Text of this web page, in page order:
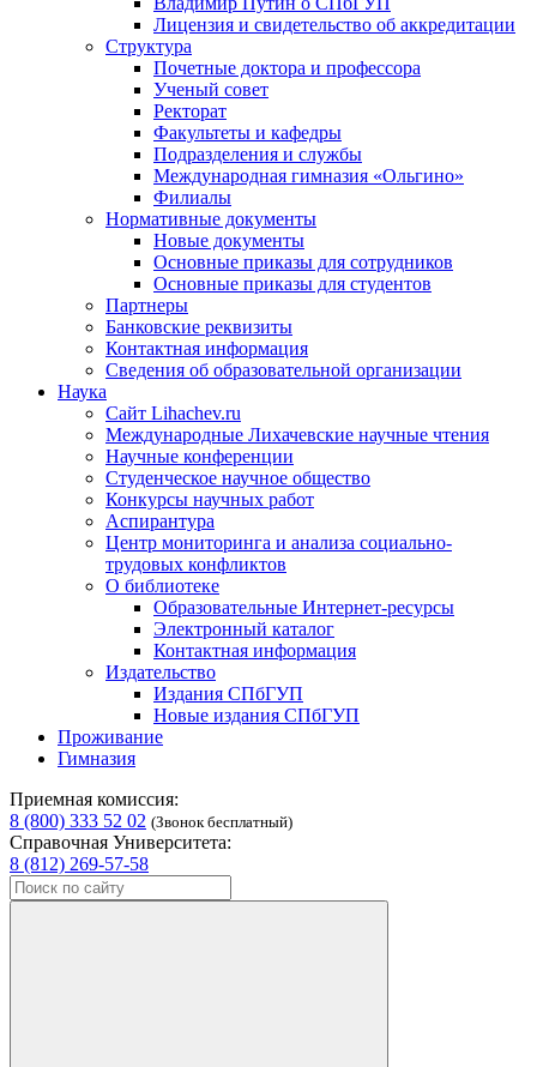
Лицензия и свидетельство об аккредитации
Структура
Почетные доктора и профессора
Ученый совет
Ректорат
Факультеты и кафедры
Подразделения и службы
Международная гимназия «Ольгино»
Филиалы
Нормативные документы
Новые документы
Основные приказы для сотрудников
Основные приказы для студентов
Партнеры
Банковские реквизиты
Контактная информация
Сведения об образовательной организации
Наука
Сайт Lihachev.ru
Международные Лихачевские научные чтения
Научные конференции
Студенческое научное общество
Конкурсы научных работ
Аспирантура
Центр мониторинга и анализа социально-
трудовых конфликтов
О библиотеке
Образовательные Интернет-ресурсы
Электронный каталог
Контактная информация
Издательство
Издания СПбГУП
Новые издания СПбГУП
Проживание
Гимназия
Приемная комиссия:
8 (800) 333 52 02 (Звонок бесплатный)
Справочная Университета:
8 (812) 269-57-58